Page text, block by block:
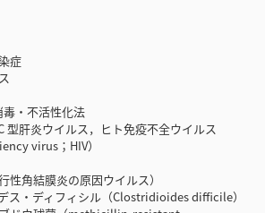
症
・不活性化法
型肝炎ウイルス，ヒト免疫不全ウイルス
virus；HIV）
角結膜炎の原因ウイルス）
ス・ディフィシル（Clostridioides difficile）